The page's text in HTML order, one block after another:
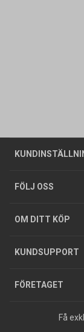
Företagskund /
FÖLJ OSS
OM DITT KÖP
Allmänna
Integritetspolicy
GDPR
KUNDSUPPORT
Butiker
Foldrar och
Köpguider
Varumärken
FÖRETAGET
Om oss
Tjänster
Hållbarhet
Jobba hos oss
Press
Få